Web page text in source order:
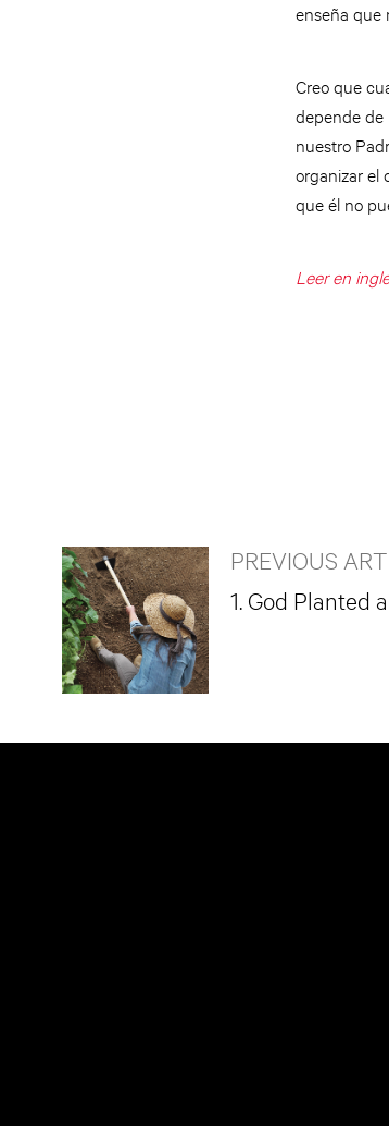
enseña que
Creo que
depende de
nuestro
organizar el
que él no
Leer en
PREVIOUS
1. God Planted